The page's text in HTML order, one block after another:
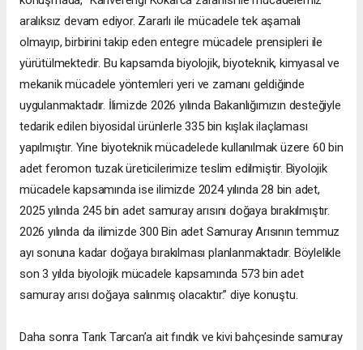
aralıksız devam ediyor. Zararlı ile mücadele tek aşamalı
olmayıp, birbirini takip eden entegre mücadele prensipleri ile
yürütülmektedir. Bu kapsamda biyolojik, biyoteknik, kimyasal ve
mekanik mücadele yöntemleri yeri ve zamanı geldiğinde
uygulanmaktadır. İlimizde 2026 yılında Bakanlığımızın desteğiyle
tedarik edilen biyosidal ürünlerle 335 bin kışlak ilaçlaması
yapılmıştır. Yine biyoteknik mücadelede kullanılmak üzere 60 bin
adet feromon tuzak üreticilerimize teslim edilmiştir. Biyolojik
mücadele kapsamında ise ilimizde 2024 yılında 28 bin adet,
2025 yılında 245 bin adet samuray arısını doğaya bırakılmıştır.
2026 yılında da ilimizde 300 Bin adet Samuray Arısının temmuz
ayı sonuna kadar doğaya bırakılması planlanmaktadır. Böylelikle
son 3 yılda biyolojik mücadele kapsamında 573 bin adet
samuray arısı doğaya salınmış olacaktır.” diye konuştu.
Daha sonra Tarık Tarcan’a ait fındık ve kivi bahçesinde samuray